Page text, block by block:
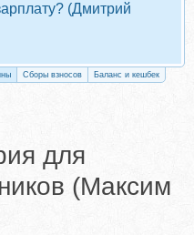
(Дмитрий
Сборы взносов Баланс и кешбек
для
(Максим